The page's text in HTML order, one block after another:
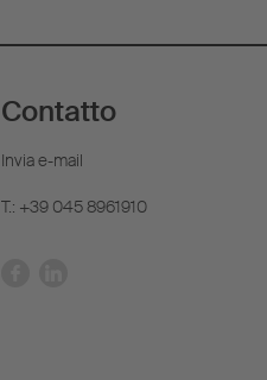
Contatto
Invia e-mail
T.: +39 045 8961910